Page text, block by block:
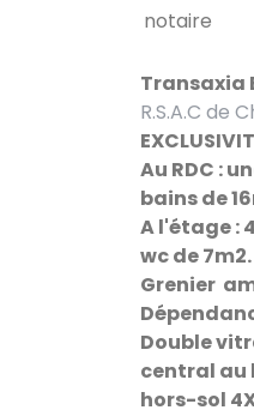
notaire
Transaxia
R.S.A.C de
Au RDC :
bains de
A l'étage :
wc de 7m2.
Grenier
Double
central au
hors-sol